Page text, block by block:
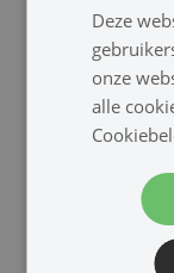
Deze
onze
alle